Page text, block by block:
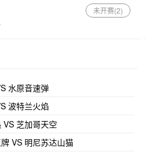
未开赛(2)
水原音速弹
波特兰火焰
VS 芝加哥天空
VS 明尼苏达山猫